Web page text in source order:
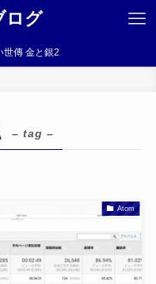
ログ
世傳 金と銀2
– tag –
Atom